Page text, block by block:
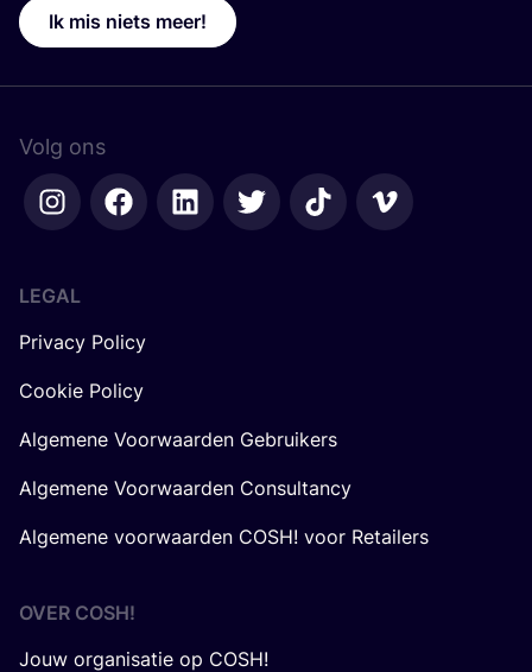
Ik mis niets meer!
Volg ons
LEGAL
Privacy Policy
Cookie Policy
Algemene Voorwaarden Gebruikers
Algemene Voorwaarden Consultancy
Algemene voorwaarden COSH! voor Retailers
OVER COSH!
Jouw organisatie op COSH!